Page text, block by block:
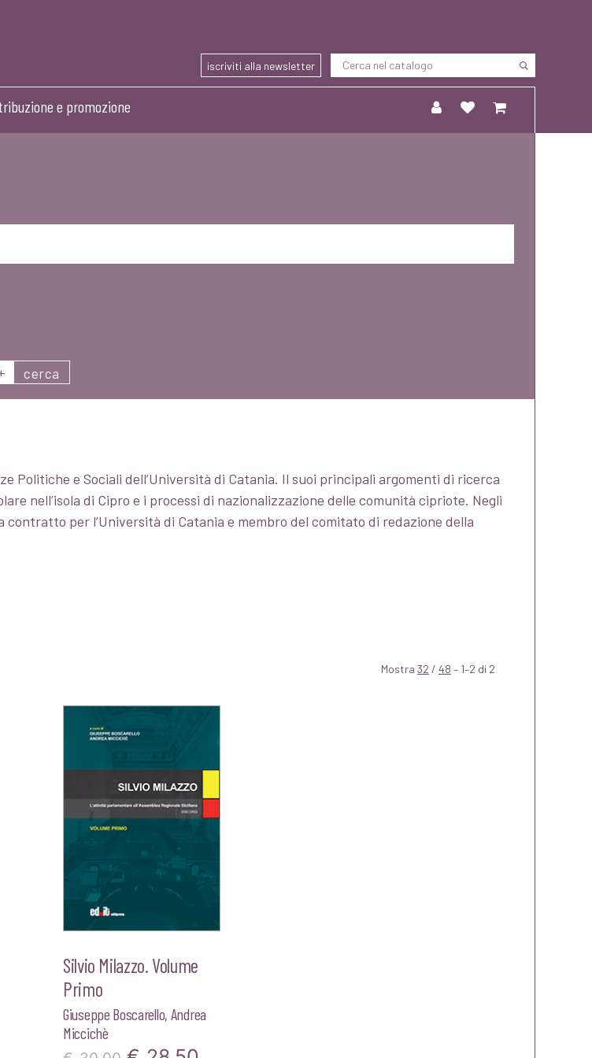
iscriviti alla newsletter
e promozione
cerca
Politiche e Sociali dell’Università di Catania. Il suoi principali argomenti di ricerca
nell’isola di Cipro e i processi di nazionalizzazione delle comunità cipriote. Negli
per l’Università di Catania e membro del comitato di redazione della
Mostra 32 / 48 – 1–2 di 2
Silvio Milazzo. Volume
Primo
Giuseppe Boscarello, Andrea
Miccichè